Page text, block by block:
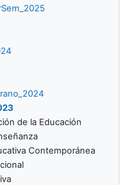
de la Educación
Contemporánea